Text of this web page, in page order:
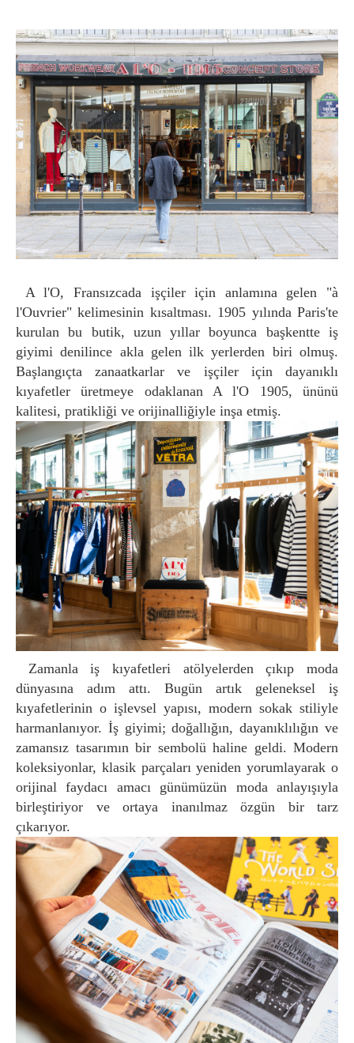
A l'O, Fransızcada işçiler için anlamına gelen "à
l'Ouvrier" kelimesinin kısaltması. 1905 yılında Paris'te
kurulan bu butik, uzun yıllar boyunca başkentte iş
giyimi denilince akla gelen ilk yerlerden biri olmuş.
Başlangıçta zanaatkarlar ve işçiler için dayanıklı
kıyafetler üretmeye odaklanan A l'O 1905, ününü
kalitesi, pratikliği ve orijinalliğiyle inşa etmiş.
Zamanla iş kıyafetleri atölyelerden çıkıp moda
dünyasına adım attı. Bugün artık geleneksel iş
kıyafetlerinin o işlevsel yapısı, modern sokak stiliyle
harmanlanıyor. İş giyimi; doğallığın, dayanıklılığın ve
zamansız tasarımın bir sembolü haline geldi. Modern
koleksiyonlar, klasik parçaları yeniden yorumlayarak o
orijinal faydacı amacı günümüzün moda anlayışıyla
birleştiriyor ve ortaya inanılmaz özgün bir tarz
çıkarıyor.